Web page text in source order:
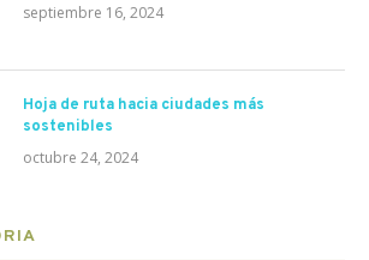
septiembre 16, 2024
Hoja de ruta hacia ciudades más
sostenibles
octubre 24, 2024